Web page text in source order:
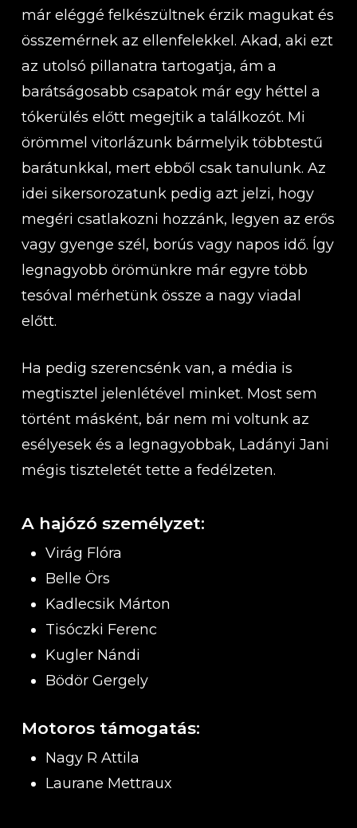
már eléggé felkészültnek érzik magukat és
összemérnek az ellenfelekkel. Akad, aki ezt
az utolsó pillanatra tartogatja, ám a
barátságosabb csapatok már egy héttel a
tókerülés előtt megejtik a találkozót. Mi
örömmel vitorlázunk bármelyik többtestű
barátunkkal, mert ebből csak tanulunk. Az
idei sikersorozatunk pedig azt jelzi, hogy
megéri csatlakozni hozzánk, legyen az erős
vagy gyenge szél, borús vagy napos idő. Így
legnagyobb örömünkre már egyre több
tesóval mérhetünk össze a nagy viadal
előtt.
Ha pedig szerencsénk van, a média is
megtisztel jelenlétével minket. Most sem
történt másként, bár nem mi voltunk az
esélyesek és a legnagyobbak, Ladányi Jani
mégis tiszteletét tette a fedélzeten.
A hajózó személyzet:
Virág Flóra
Belle Örs
Kadlecsik Márton
Tisóczki Ferenc
Kugler Nándi
Bödör Gergely
Motoros támogatás:
Nagy R Attila
Laurane Mettraux